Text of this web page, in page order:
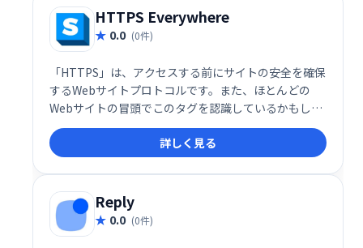
HTTPS Everywhere
0.0 (0件)
「HTTPS」は、アクセスする前にサイトの安全を確保
するWebサイトプロトコルです。また、ほとんどの
Webサイトの冒頭でこのタグを認識しているかもしれ
ませんが、インターネット全体に広く普及しているわ
けではありません。また、閲覧しているサイトが
100％安全であることを保証するものでもありませ
ん。
詳しく見る
Reply
0.0 (0件)